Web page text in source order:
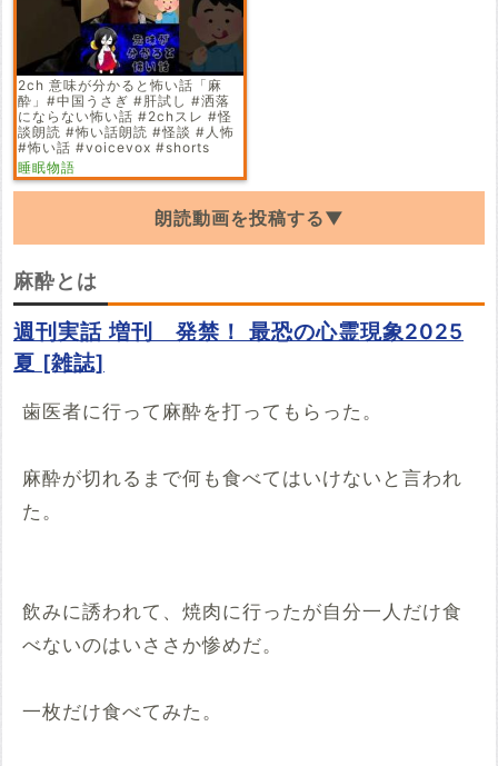
2ch 意味が分かると怖い話「麻
酔」#中国うさぎ #肝試し #洒落
にならない怖い話 #2chスレ #怪
談朗読 #怖い話朗読 #怪談 #人怖
#怖い話 #voicevox #shorts
睡眠物語
朗読動画を投稿する▼
「麻酔」の朗読動画を探しています。
YouTubeでこの話の朗読動画を見つけたらぜ
ひ投稿していってください。
必須
例：https://youtu.be/***********
麻酔とは
週刊実話 増刊 発禁！ 最恐の心霊現象2025
夏 [雑誌]
歯医者に行って麻酔を打ってもらった。
麻酔が切れるまで何も食べてはいけないと言われ
た。
飲みに誘われて、焼肉に行ったが自分一人だけ食
べないのはいささか惨めだ。
一枚だけ食べてみた。